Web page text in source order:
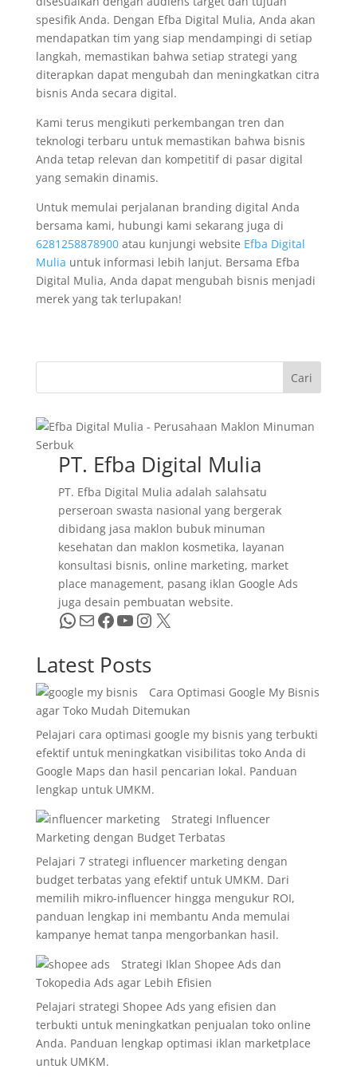
spesifik Anda. Dengan Efba Digital Mulia, Anda akan
mendapatkan tim yang siap mendampingi di setiap
langkah, memastikan bahwa setiap strategi yang
diterapkan dapat mengubah dan meningkatkan citra
bisnis Anda secara digital.
Kami terus mengikuti perkembangan tren dan
teknologi terbaru untuk memastikan bahwa bisnis
Anda tetap relevan dan kompetitif di pasar digital
yang semakin dinamis.
Untuk memulai perjalanan branding digital Anda
bersama kami, hubungi kami sekarang juga di
6281258878900 atau kunjungi website Efba Digital
Mulia untuk informasi lebih lanjut. Bersama Efba
Digital Mulia, Anda dapat mengubah bisnis menjadi
merek yang tak terlupakan!
Cari
PT. Efba Digital Mulia
PT. Efba Digital Mulia adalah salahsatu
perseroan swasta nasional yang bergerak
dibidang jasa maklon bubuk minuman
kesehatan dan maklon kosmetika, layanan
konsultasi bisnis, online marketing, market
place management, pasang iklan Google Ads
juga desain pembuatan website.
WhatsApp Mail Facebook YouTube InstagramX
Latest Posts
Cara Optimasi Google My Bisnis
agar Toko Mudah Ditemukan
Pelajari cara optimasi google my bisnis yang terbukti
efektif untuk meningkatkan visibilitas toko Anda di
Google Maps dan hasil pencarian lokal. Panduan
lengkap untuk UMKM.
Strategi Influencer
Marketing dengan Budget Terbatas
Pelajari 7 strategi influencer marketing dengan
budget terbatas yang efektif untuk UMKM. Dari
memilih mikro-influencer hingga mengukur ROI,
panduan lengkap ini membantu Anda memulai
kampanye hemat tanpa mengorbankan hasil.
Strategi Iklan Shopee Ads dan
Tokopedia Ads agar Lebih Efisien
Pelajari strategi Shopee Ads yang efisien dan
terbukti untuk meningkatkan penjualan toko online
Anda. Panduan lengkap optimasi iklan marketplace
untuk UMKM.